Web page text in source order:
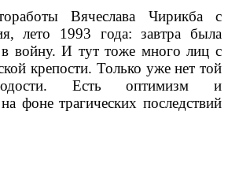
Вячеслава Чирикба с
лето 1993 года: завтра была
войну. И тут тоже много лиц с
крепости. Только уже нет той
Есть оптимизм и
фоне трагических последствий